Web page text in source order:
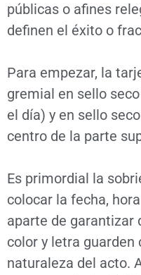
públicas o afines
definen el éxito o
Para empezar, la
gremial en sello
el día) y en sello
centro de la parte
Es primordial la
colocar la fecha,
aparte de garantizar
color y letra guarden
naturaleza del acto.